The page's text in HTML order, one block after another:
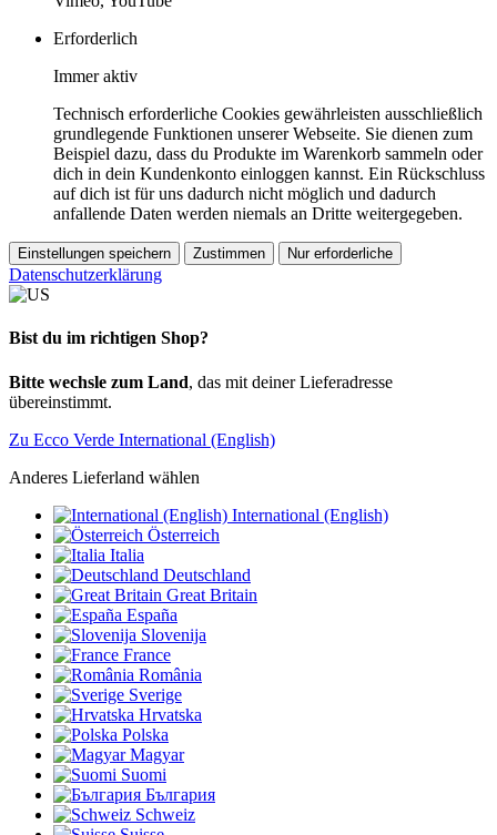
Erforderlich
Immer aktiv
Technisch erforderliche Cookies gewährleisten ausschließlich
grundlegende Funktionen unserer Webseite. Sie dienen zum
Beispiel dazu, dass du Produkte im Warenkorb sammeln oder
dich in dein Kundenkonto einloggen kannst. Ein Rückschluss
auf dich ist für uns dadurch nicht möglich und dadurch
anfallende Daten werden niemals an Dritte weitergegeben.
Einstellungen speichern Zustimmen Nur erforderliche
Datenschutzerklärung
Bist du im richtigen Shop?
Bitte wechsle zum Land, das mit deiner Lieferadresse
übereinstimmt.
Zu Ecco Verde International (English)
Anderes Lieferland wählen
International (English)
Österreich
Italia
Deutschland
Great Britain
España
Slovenija
France
România
Sverige
Hrvatska
Polska
Magyar
Suomi
България
Schweiz